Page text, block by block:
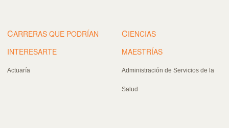
CARRERAS QUE PODRÍAN
INTERESARTE
Actuaría
CIENCIAS
MAESTRÍAS
Administración de Servicios de la
Salud